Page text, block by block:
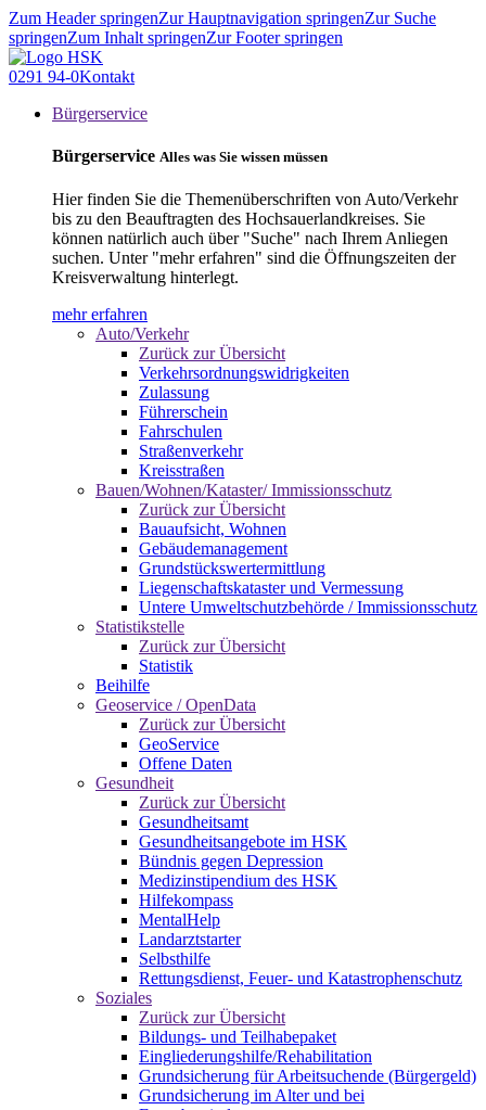
Zum Header springenZur Hauptnavigation springenZur Suche
springenZum Inhalt springenZur Footer springen
0291 94-0Kontakt
Bürgerservice
Bürgerservice Alles was Sie wissen müssen
Hier finden Sie die Themenüberschriften von Auto/Verkehr
bis zu den Beauftragten des Hochsauerlandkreises. Sie
können natürlich auch über "Suche" nach Ihrem Anliegen
suchen. Unter "mehr erfahren" sind die Öffnungszeiten der
Kreisverwaltung hinterlegt.
mehr erfahren
Auto/Verkehr
Zurück zur Übersicht
Verkehrsordnungswidrigkeiten
Zulassung
Führerschein
Fahrschulen
Straßenverkehr
Kreisstraßen
Bauen/Wohnen/Kataster/ Immissionsschutz
Zurück zur Übersicht
Bauaufsicht, Wohnen
Gebäudemanagement
Grundstückswertermittlung
Liegenschaftskataster und Vermessung
Untere Umweltschutzbehörde / Immissionsschutz
Statistikstelle
Zurück zur Übersicht
Statistik
Beihilfe
Geoservice / OpenData
Zurück zur Übersicht
GeoService
Offene Daten
Gesundheit
Zurück zur Übersicht
Gesundheitsamt
Gesundheitsangebote im HSK
Bündnis gegen Depression
Medizinstipendium des HSK
Hilfekompass
MentalHelp
Landarztstarter
Selbsthilfe
Rettungsdienst, Feuer- und Katastrophenschutz
Soziales
Zurück zur Übersicht
Bildungs- und Teilhabepaket
Eingliederungshilfe/Rehabilitation
Grundsicherung für Arbeitsuchende (Bürgergeld)
Grundsicherung im Alter und bei